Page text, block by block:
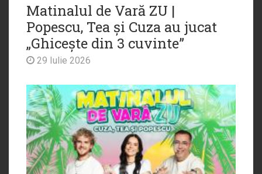
Matinalul de Vară ZU |
Popescu, Tea și Cuza au jucat
„Ghicește din 3 cuvinte”
29 Iulie 2026